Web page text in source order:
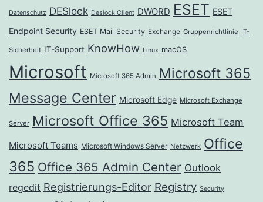
Datenschutz DESlock Deslock Client DWORD ESET ESET
Endpoint Security ESET Mail Security Exchange Gruppenrichtlinie IT-
Sicherheit IT-Support KnowHow Linux macOS
Microsoft Microsoft 365 Admin Microsoft 365
Message Center Microsoft Edge Microsoft Exchange
Server Microsoft Office 365 Microsoft Team
Microsoft Teams Microsoft Windows Server Netzwerk Office
365 Office 365 Admin Center Outlook
regedit Registrierungs-Editor Registry Security